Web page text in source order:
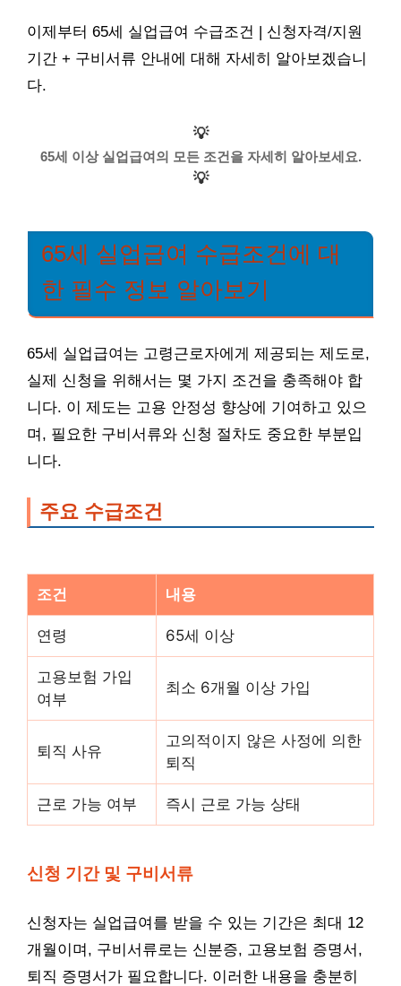
이제부터 65세 실업급여 수급조건 | 신청자격/지원
기간 + 구비서류 안내에 대해 자세히 알아보겠습니
다.
💡
65세 이상 실업급여의 모든 조건을 자세히 알아보세요.
💡
65세 실업급여 수급조건에 대
한 필수 정보 알아보기
65세 실업급여는 고령근로자에게 제공되는 제도로,
실제 신청을 위해서는 몇 가지 조건을 충족해야 합
니다. 이 제도는 고용 안정성 향상에 기여하고 있으
며, 필요한 구비서류와 신청 절차도 중요한 부분입
니다.
주요 수급조건
조건 내용
연령 65세 이상
고용보험 가입
여부
최소 6개월 이상 가입
퇴직 사유
고의적이지 않은 사정에 의한
퇴직
근로 가능 여부 즉시 근로 가능 상태
신청 기간 및 구비서류
신청자는 실업급여를 받을 수 있는 기간은 최대 12
개월이며, 구비서류로는 신분증, 고용보험 증명서,
퇴직 증명서가 필요합니다. 이러한 내용을 충분히